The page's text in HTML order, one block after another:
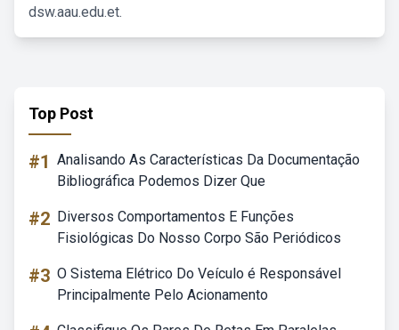
dsw.aau.edu.et.
Top Post
#1 Analisando As Características Da Documentação
Bibliográfica Podemos Dizer Que
#2 Diversos Comportamentos E Funções
Fisiológicas Do Nosso Corpo São Periódicos
#3 O Sistema Elétrico Do Veículo é Responsável
Principalmente Pelo Acionamento